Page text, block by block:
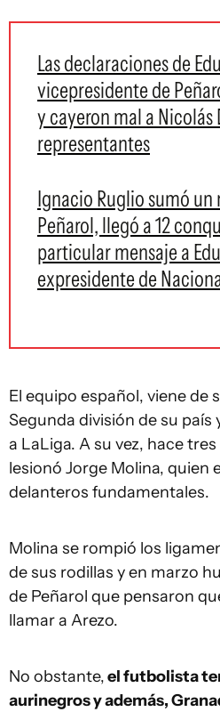
Las declaraciones de
vicepresidente de
y cayeron mal a Nicolás
representantes
Ignacio Ruglio sumó
Peñarol, llegó a 12
particular mensaje a
expresidente de
El equipo español, viene de
Segunda división de su país
a LaLiga. A su vez, hace
lesionó Jorge Molina, quien
delanteros fundamentales.
Molina se rompió los
de sus rodillas y en marzo
de Peñarol que pensaron
llamar a Arezo.
No obstante,el futbolista
aurinegros y además,